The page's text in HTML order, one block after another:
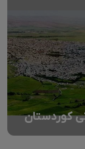
کوردستان